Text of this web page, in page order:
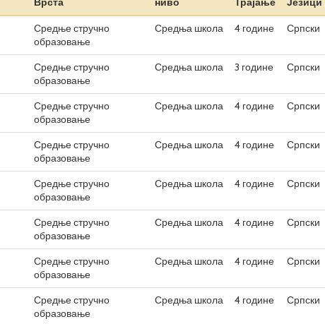
Средње стручно
образовање
Средња школа 4 године Српски
Средње стручно
образовање
Средња школа 3 године Српски
Средње стручно
образовање
Средња школа 4 године Српски
Средње стручно
образовање
Средња школа 4 године Српски
Средње стручно
образовање
Средња школа 4 године Српски
Средње стручно
образовање
Средња школа 4 године Српски
Средње стручно
образовање
Средња школа 4 године Српски
Средње стручно
образовање
Средња школа 4 године Српски